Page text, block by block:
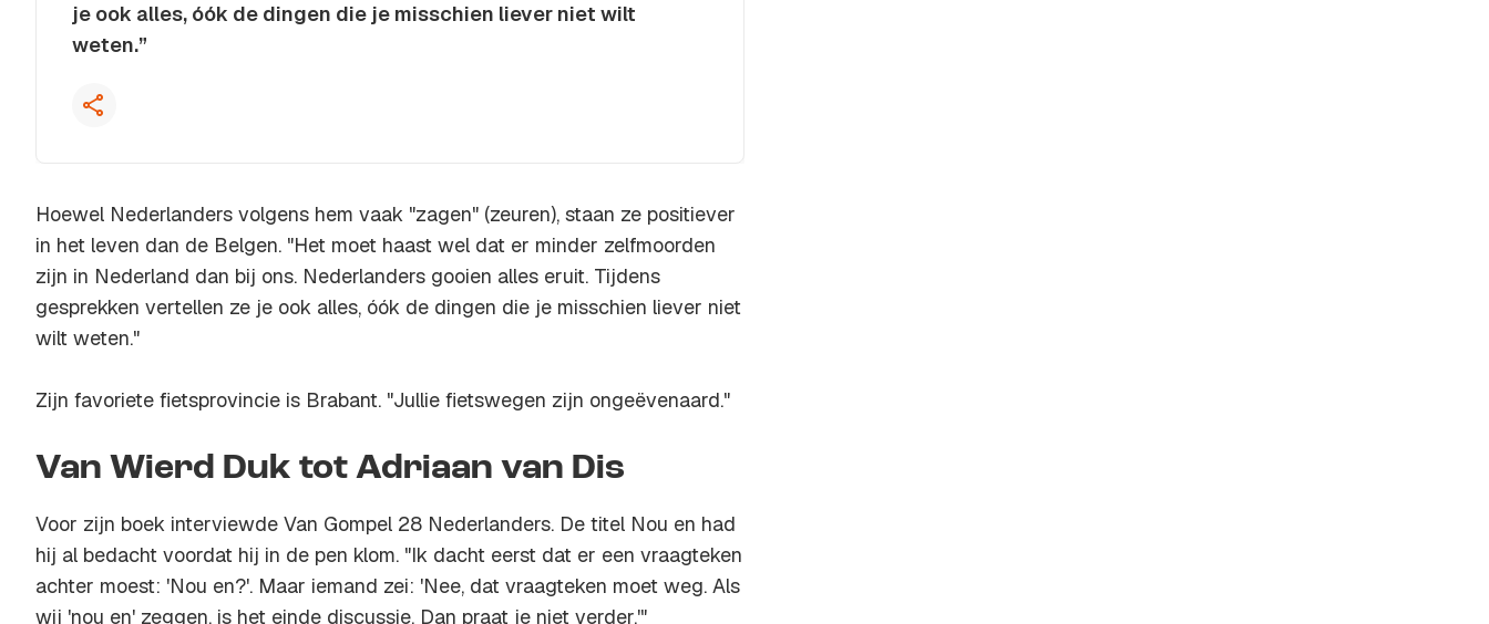
je ook alles, óók de dingen die je misschien liever niet wilt
weten.”Kopieer quote
Hoewel Nederlanders volgens hem vaak "zagen" (zeuren), staan ze positiever
in het leven dan de Belgen. "Het moet haast wel dat er minder zelfmoorden
zijn in Nederland dan bij ons. Nederlanders gooien alles eruit. Tijdens
gesprekken vertellen ze je ook alles, óók de dingen die je misschien liever niet
wilt weten."
Zijn favoriete fietsprovincie is Brabant. "Jullie fietswegen zijn ongeëvenaard."
Van Wierd Duk tot Adriaan van Dis
Voor zijn boek interviewde Van Gompel 28 Nederlanders. De titel Nou en had
hij al bedacht voordat hij in de pen klom. "Ik dacht eerst dat er een vraagteken
achter moest: 'Nou en?'. Maar iemand zei: 'Nee, dat vraagteken moet weg. Als
wij 'nou en' zeggen, is het einde discussie. Dan praat je niet verder.'"